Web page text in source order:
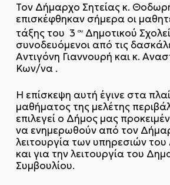
Τον Δήμαρχο Σητείας κ.
επισκέφθηκαν σήμερα οι
τάξης του 3 ουΔημοτικού
συνοδευόμενοι από τις
Αντιγόνη Γιαννουρή και κ.
Κων/να .
Η επίσκεψη αυτή έγινε στα
μαθήματος της μελέτης
επιλεγεί ο Δήμος μας
να ενημερωθούν από τον
λειτουργία των υπηρεσιών
και για την λειτουργία του
Συμβουλίου.